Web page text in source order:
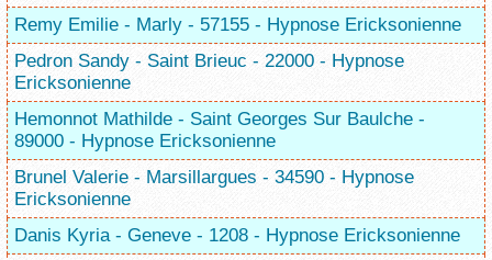
Remy Emilie - Marly - 57155 - Hypnose Ericksonienne
Pedron Sandy - Saint Brieuc - 22000 - Hypnose
Ericksonienne
Hemonnot Mathilde - Saint Georges Sur Baulche -
89000 - Hypnose Ericksonienne
Brunel Valerie - Marsillargues - 34590 - Hypnose
Ericksonienne
Danis Kyria - Geneve - 1208 - Hypnose Ericksonienne